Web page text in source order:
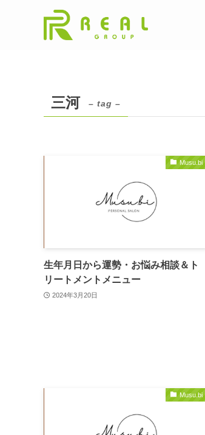
三河 – tag –
Musu.bi
生年月日から運勢・お悩み相談＆ト
リートメントメニュー
2024年3月20日
Musu.bi